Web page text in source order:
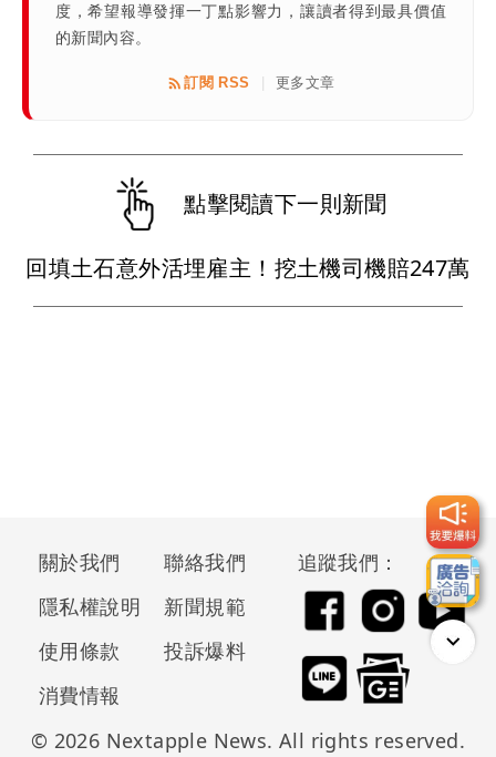
度，希望報導發揮一丁點影響力，讓讀者得到最具價值
的新聞內容。
訂閱 RSS 更多文章
點擊閱讀下一則新聞
回填土石意外活埋雇主！挖土機司機賠247萬
關於我們
聯絡我們
隱私權說明
新聞規範
使用條款
投訴爆料
消費情報
追蹤我們：
© 2026 Nextapple News. All rights reserved.